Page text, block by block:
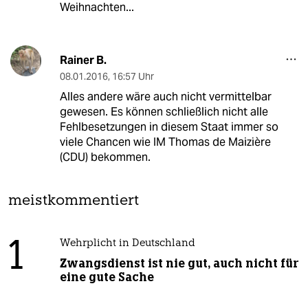
Weihnachten...
Rainer B.
08.01.2016, 16:57 Uhr
Alles andere wäre auch nicht vermittelbar
gewesen. Es können schließlich nicht alle
Fehlbesetzungen in diesem Staat immer so
viele Chancen wie IM Thomas de Maizière
(CDU) bekommen.
meistkommentiert
1 Wehrplicht in Deutschland
Zwangsdienst ist nie gut, auch nicht für
eine gute Sache